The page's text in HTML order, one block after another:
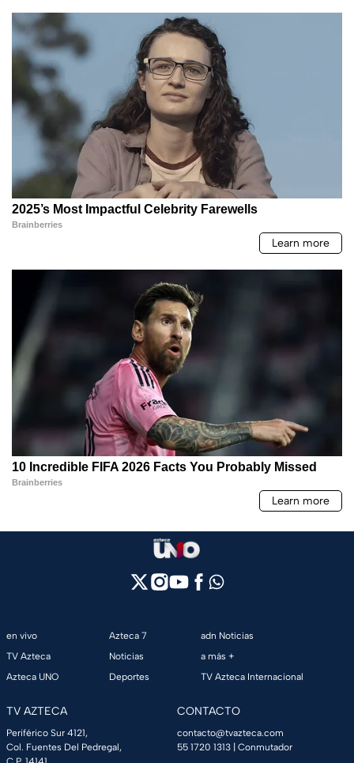
en vivo
TV Azteca
Azteca UNO
Azteca 7
Noticias
Deportes
adn Noticias
a más +
TV Azteca Internacional
TV AZTECA
Periférico Sur 4121,
Col. Fuentes Del Pedregal,
CONTACTO
contacto@tvazteca.com
55 1720 1313 | Conmutador